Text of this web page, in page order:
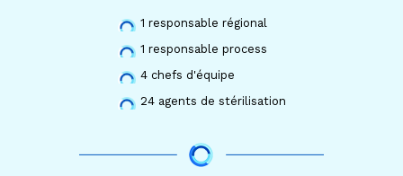
1 responsable régional
1 responsable process
4 chefs d'équipe
24 agents de stérilisation